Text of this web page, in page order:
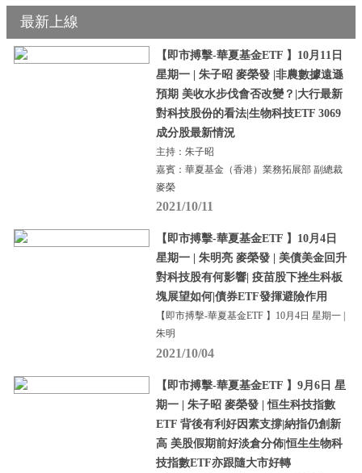
最新上線
【即市搏擊-華夏基金ETF 】10月11日
星期一 | 朱子昭 麥榮發 |非農數據遠遜
預期 美收水步伐會否改變？|大行最新
對科技股份的看法|生物科技ETF 3069
成分股最新情況
主持：朱子昭
嘉賓：華夏基金（香港）業務拓展部 副總裁
麥榮
2021/10/11
【即市搏擊-華夏基金ETF 】10月4日
星期一 | 朱明亮 麥榮發 | 美債美金回升
對科技股有何影響| 疫苗股下挫生科板
塊展望如何|債券ETF發揮避險作用
【即市搏擊-華夏基金ETF 】10月4日 星期一 |
朱明
2021/10/04
【即市搏擊-華夏基金ETF 】9月6日 星
期一 | 朱子昭 麥榮發 | 恒生科技指數
ETF 背後有利好因素支撐|納指仍創新
高 美股假期前好淡倉分佈|恒生生物科
技指數ETF亦跟隨大市好轉